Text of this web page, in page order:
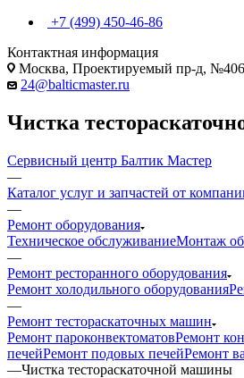
+7 (499) 450-46-86
Контактная информация
Москва, Проектируемый пр-д,
24@balticmaster.ru
Чистка
Сервисный центр Балтик Мастер
—
Каталог услуг и запчастей от
—
Ремонт оборудования
Техническое обслуживаниеМонтаж
—
Ремонт ресторанного оборудования
Ремонт холодильного оборудования
—
Ремонт тестораскаточных машин
Ремонт пароконвектоматовРемонт
печейРемонт подовых печейРемонт
—Чистка тестораскаточной машины